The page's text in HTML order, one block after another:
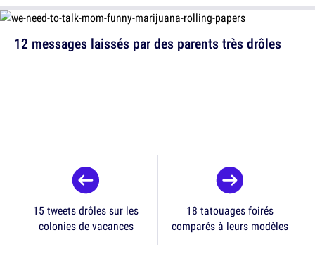
12 messages laissés par des parents très drôles
15 tweets drôles sur les
colonies de vacances
18 tatouages foirés
comparés à leurs modèles